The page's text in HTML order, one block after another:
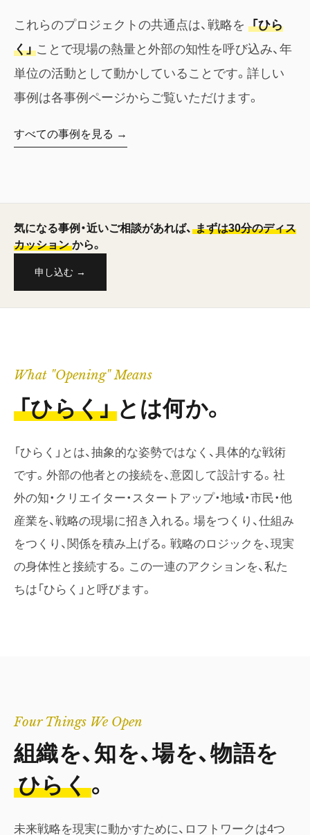
これらのプロジェクトの共通点は、戦略を 「ひら
く」 ことで現場の熱量と外部の知性を呼び込み、年
単位の活動として動かしていることです。詳しい
事例は各事例ページからご覧いただけます。
すべての事例を見る →
気になる事例・近いご相談があれば、 まずは30分のディス
カッション から。
申し込む →
What "Opening" Means
「ひらく」とは何か。
「ひらく」とは、抽象的な姿勢ではなく、具体的な戦術
です。外部の他者との接続を、意図して設計する。社
外の知・クリエイター・スタートアップ・地域・市民・他
産業を、戦略の現場に招き入れる。場をつくり、仕組み
をつくり、関係を積み上げる。戦略のロジックを、現実
の身体性と接続する。この一連のアクションを、私た
ちは「ひらく」と呼びます。
Four Things We Open
組織を、知を、場を、物語を
ひらく。
未来戦略を現実に動かすために、ロフトワークは4つ